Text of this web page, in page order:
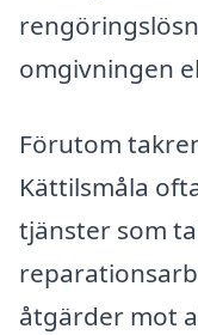
omgivningen
Förutom
Kättilsmåla
tjänster som
åtgärder mot